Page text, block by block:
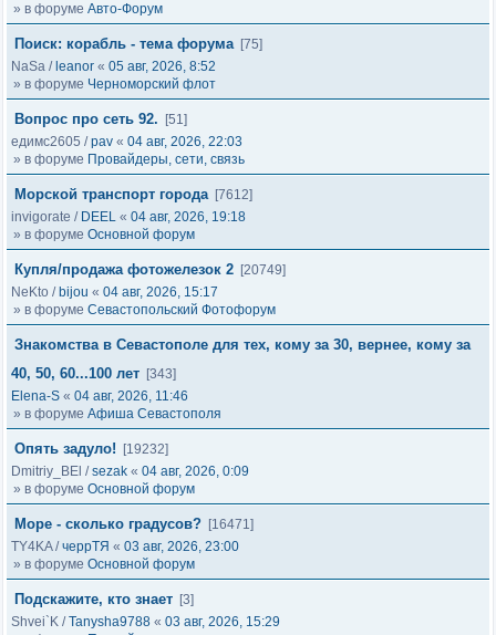
» в форуме Авто-Форум
Поиск: корабль - тема форума [75]
NaSa / leanor « 05 авг, 2026, 8:52
» в форуме Черноморский флот
Вопрос про сеть 92.
[51]
едимс2605 /pav « 04 авг, 2026, 22:03
» в форуме Провайдеры, сети, связь
Морской транспорт города [7612]
invigorate / DEEL « 04 авг, 2026, 19:18
» в форуме Основной форум
Купля/продажа фотожелезок 2 [20749]
NeKto / bijou « 04 авг, 2026, 15:17
» в форуме Севастопольский Фотофорум
Знакомства в Севастополе для тех, кому за 30, вернее, кому за
40, 50, 60...100 лет [343]
Elena-S « 04 авг, 2026, 11:46
» в форуме Афиша Севастополя
Опять задуло!
[19232]
Dmitriy_BEl /sezak « 04 авг, 2026, 0:09
» в форуме Основной форум
Море - сколько градусов? [16471]
TY4KA/черрТЯ « 03 авг, 2026, 23:00
» в форуме Основной форум
Подскажите, кто знает [3]
Shvei`K /Tanysha9788 « 03 авг, 2026, 15:29